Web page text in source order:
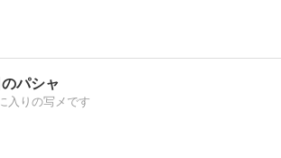
パシャ
入りの写メです